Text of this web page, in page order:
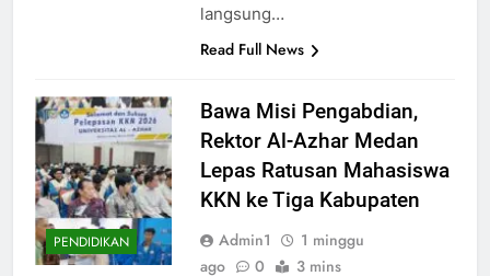
langsung…
Read Full News
PENDIDIKAN
Bawa Misi Pengabdian,
Rektor Al-Azhar Medan
Lepas Ratusan Mahasiswa
KKN ke Tiga Kabupaten
Admin1
1 minggu
ago
0 3 mins